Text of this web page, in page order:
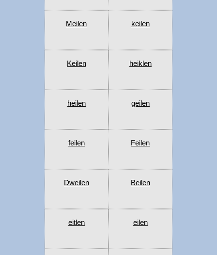
Meilen keilen
Keilen heiklen
heilen geilen
feilen Feilen
Dweilen Beilen
eitlen eilen